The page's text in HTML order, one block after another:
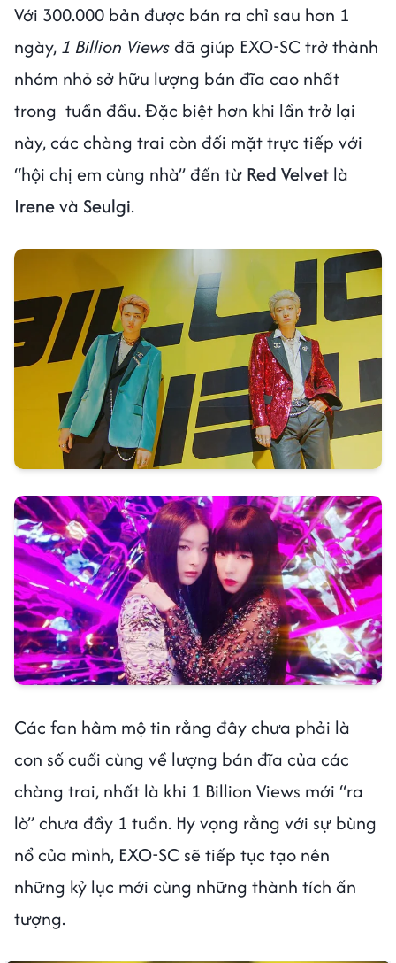
Với 300.000 bản được bán ra chỉ sau hơn 1
ngày, 1 Billion Viewsđã giúp EXO-SC trở thành
nhóm nhỏ sở hữu lượng bán đĩa cao nhất
trong tuần đầu. Đặc biệt hơn khi lần trở lại
này, các chàng trai còn đối mặt trực tiếp với
“hội chị em cùng nhà” đến từ Red Velvet là
Irenevà Seulgi.
Các fan hâm mộ tin rằng đây chưa phải là
con số cuối cùng về lượng bán đĩa của các
chàng trai, nhất là khi 1 Billion Views mới “ra
lò” chưa đầy 1 tuần. Hy vọng rằng với sự bùng
nổ của mình, EXO-SC sẽ tiếp tục tạo nên
những kỷ lục mới cùng những thành tích ấn
tượng.